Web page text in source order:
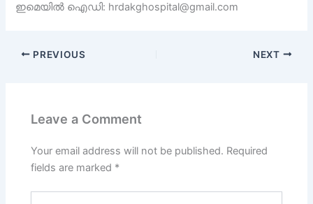
ഇമെയിൽ ഐഡി: hrdakghospital@gmail.com
PREVIOUS NEXT
Leave a Comment
Your email address will not be published. Required
fields are marked *